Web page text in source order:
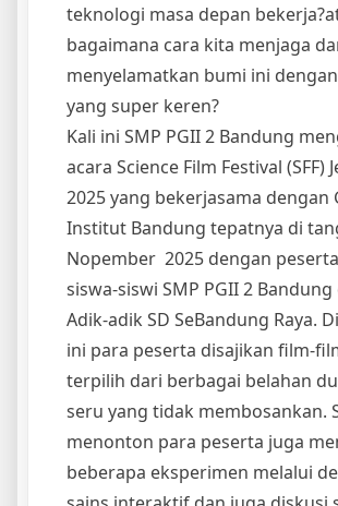
teknologi masa depan
bagaimana cara kita menjaga
menyelamatkan bumi ini
yang super keren?
Kali ini SMP PGII 2 Bandung
acara Science Film Festival (SFF)
2025 yang bekerjasama dengan
Institut Bandung tepatnya di
Nopember 2025 dengan
siswa-siswi SMP PGII 2
Adik-adik SD SeBandung Raya.
ini para peserta disajikan film-
terpilih dari berbagai belahan
seru yang tidak membosankan.
menonton para peserta juga
beberapa eksperimen melalui